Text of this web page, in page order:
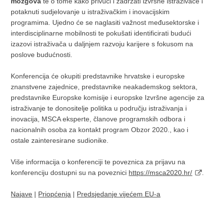
potaknuti sudjelovanje u istraživačkim i inovacijskim
programima. Ujedno će se naglasiti važnost međusektorske i
interdisciplinarne mobilnosti te pokušati identificirati budući
izazovi istraživača u daljnjem razvoju karijere s fokusom na
poslove budućnosti.
Konferencija će okupiti predstavnike hrvatske i europske
znanstvene zajednice, predstavnike neakademskog sektora,
predstavnike Europske komisije i europske Izvršne agencije za
istraživanje te donositelje politika u području istraživanja i
inovacija, MSCA eksperte, članove programskih odbora i
nacionalnih osoba za kontakt program Obzor 2020., kao i
ostale zainteresirane sudionike.
Više informacija o konferenciji te poveznica za prijavu na
konferenciju dostupni su na poveznici https://msca2020.hr/
Najave | Priopćenja | Predsjedanje vijećem EU-a